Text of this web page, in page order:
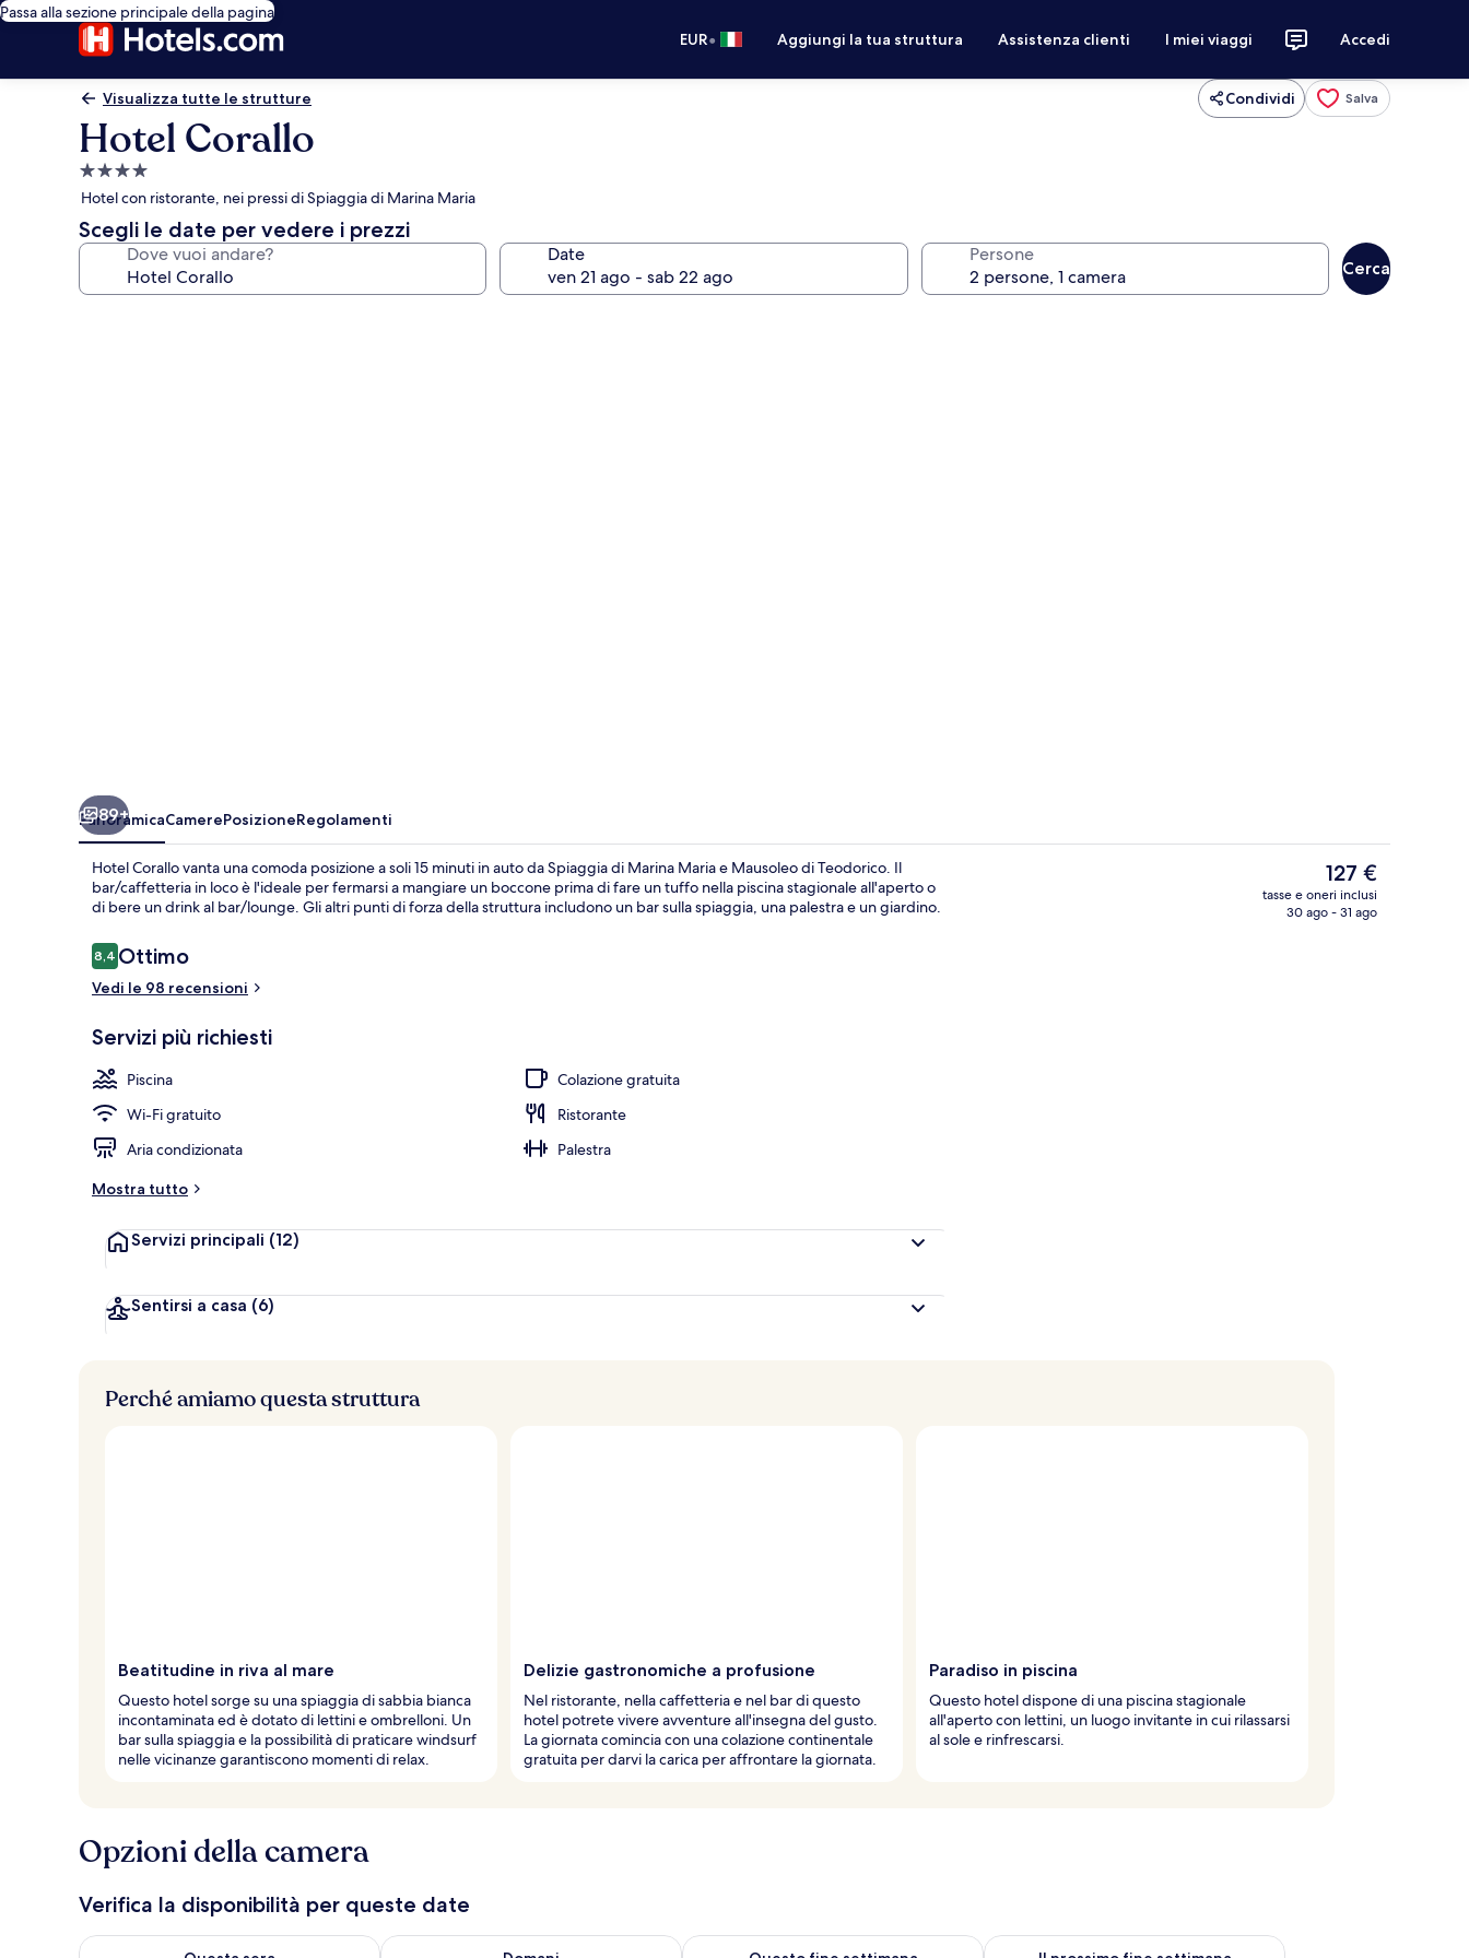
Passa alla sezione principale della pagina
EUR• Aggiungi la tua struttura Assistenza clienti I miei viaggi Accedi
Visualizza tutte le strutture Condividi Salva
Hotel Corallo
Struttura
a
4.0
stelle
Hotel con ristorante, nei pressi di Spiaggia di Marina Maria
Scegli le date per vedere i prezzi
Dove vuoi andare? Date Persone
Cerca
89+
PanoramicaCamerePosizioneRegolamenti
Hotel Corallo vanta una comoda posizione a soli 15 minuti in auto da Spiaggia di Marina Maria e Mausoleo di Teodorico. Il
bar/caffetteria in loco è l'ideale per fermarsi a mangiare un boccone prima di fare un tuffo nella piscina stagionale all'aperto o
di bere un drink al bar/lounge. Gli altri punti di forza della struttura includono un bar sulla spiaggia, una palestra e un giardino.
Recensioni
8,48,4 su 10
Ottimo
Vedi le 98 recensioni
Servizi più richiesti
Piscina
Colazione gratuita
Wi-Fi gratuito
Ristorante
Aria condizionata
Palestra
Mostra tutto
Servizi principali (12)
Sentirsi a casa (6)
Il
prezzo
attuale
127 €
tasse e oneri inclusi
30 ago - 31 ago
Perché amiamo questa struttura
Beatitudine in riva al mare
Questo hotel sorge su una spiaggia di sabbia bianca
incontaminata ed è dotato di lettini e ombrelloni. Un
bar sulla spiaggia e la possibilità di praticare windsurf
nelle vicinanze garantiscono momenti di relax.
Delizie gastronomiche a profusione
Nel ristorante, nella caffetteria e nel bar di questo
hotel potrete vivere avventure all'insegna del gusto.
La giornata comincia con una colazione continentale
gratuita per darvi la carica per affrontare la giornata.
Paradiso in piscina
Questo hotel dispone di una piscina stagionale
all'aperto con lettini, un luogo invitante in cui rilassarsi
al sole e rinfrescarsi.
Opzioni della camera
Verifica la disponibilità per queste date
Verifica la disponibilità per questa sera, ago 7 - ago 8Verifica la disponibilità per domani, ago 8 - ago 9Verifica la disponibilità per questo fine settimana, ago 7 - ago 9Verifica la disponibilità per il prossimo fine settimana, ago 14